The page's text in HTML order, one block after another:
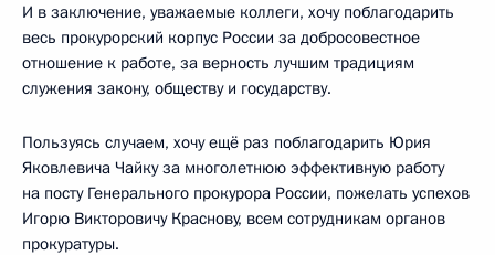
И в заключение, уважаемые коллеги, хочу поблагодарить
весь прокурорский корпус России за добросовестное
отношение к работе, за верность лучшим традициям
служения закону, обществу и государству.
Пользуясь случаем, хочу ещё раз поблагодарить Юрия
Яковлевича Чайку за многолетнюю эффективную работу
на посту Генерального прокурора России, пожелать успехов
Игорю Викторовичу Краснову, всем сотрудникам органов
прокуратуры.